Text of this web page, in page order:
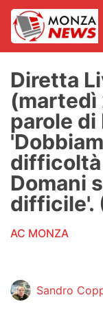
News
AC Monza
Calcio
Motori
Volley
Altri sport
Diretta
(martedì
parole di
difficoltà
Domani
difficile'.
AC MONZA
Sandro